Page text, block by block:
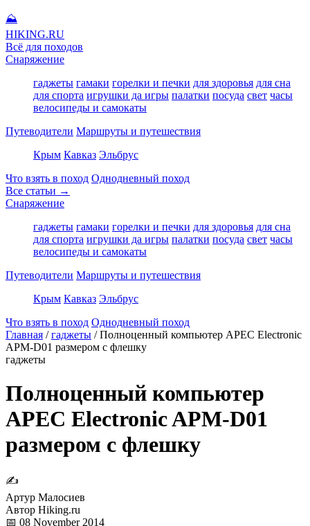
⛰
HIKING.RU
Всё для походов
Снаряжение
гаджеты гамаки горелки и печки для здоровья для сна
для спорта игрушки да игры палатки посуда свет часы
велосипеды и самокаты
Путеводители Маршруты и путешествия
Крым Кавказ Эльбрус
Что взять в поход Однодневный поход
Все статьи →
Снаряжение
гаджеты гамаки горелки и печки для здоровья для сна
для спорта игрушки да игры палатки посуда свет часы
велосипеды и самокаты
Путеводители Маршруты и путешествия
Крым Кавказ Эльбрус
Что взять в поход Однодневный поход
Главная / гаджеты / Полноценный компьютер APEC Electronic
APM-D01 размером с флешку
гаджеты
Полноценный компьютер
APEC Electronic APM-D01
размером с флешку
✍
Артур Малосиев
Автор Hiking.ru
📅 08 November 2014